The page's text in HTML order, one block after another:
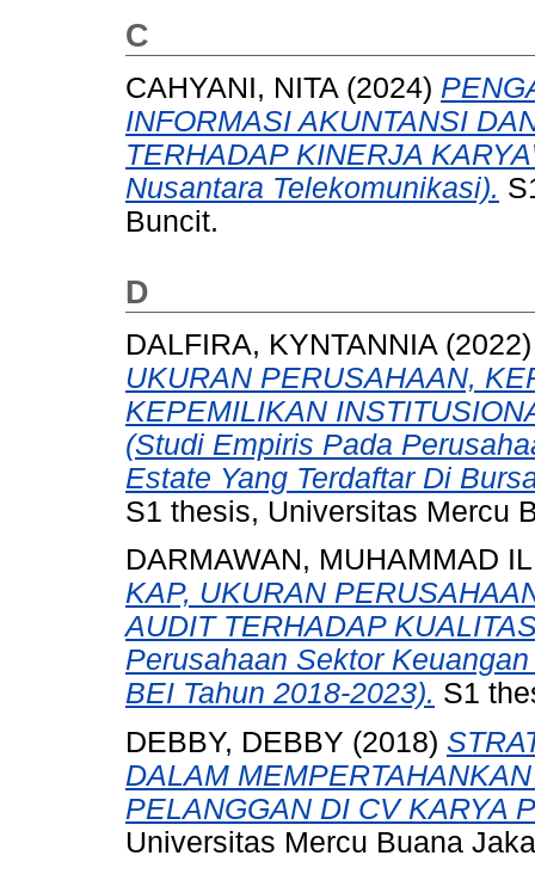
C
CAHYANI, NITA (2024)
INFORMASI AKUNTANSI
TERHADAP KINERJA
Nusantara Telekomunikasi).
Buncit.
D
DALFIRA, KYNTANNIA
UKURAN PERUSAHAAN,
KEPEMILIKAN
(Studi Empiris Pada
Estate Yang Terdaftar Di
S1 thesis, Universitas Mercu
DARMAWAN, MUHAMMAD
KAP, UKURAN
AUDIT TERHADAP
Perusahaan Sektor
BEI Tahun 2018-2023). S1
DEBBY, DEBBY (2018)
DALAM
PELANGGAN DI CV KARYA
Universitas Mercu Buana